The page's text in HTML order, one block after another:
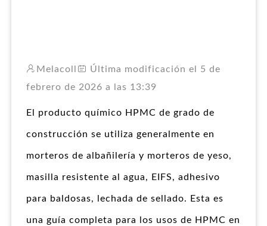
Melacoll
Última modificación el 5 de
febrero de 2026 a las 13:39
El producto químico HPMC de grado de
construcción se utiliza generalmente en
morteros de albañilería y morteros de yeso,
masilla resistente al agua, EIFS, adhesivo
para baldosas, lechada de sellado. Esta es
una guía completa para los usos de HPMC en